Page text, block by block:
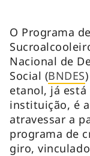
O Programa
Nacional de
Social (BNDES
etanol, já
instituição, é
atravessar a
programa de
giro,